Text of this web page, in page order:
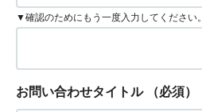
▼確認のためにもう一度入力してください。
お問い合わせタイトル （必須）